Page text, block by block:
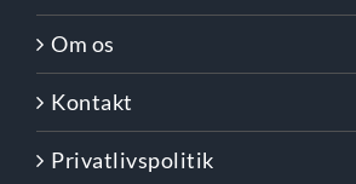
Om os
Kontakt
Privatlivspolitik